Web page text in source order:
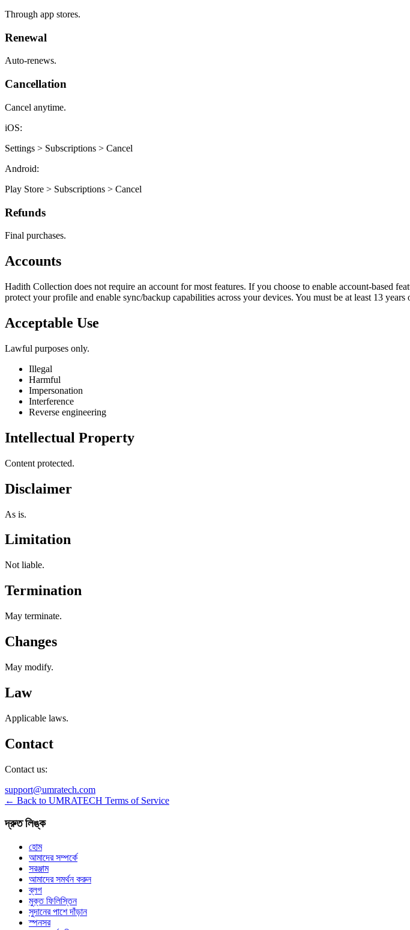
Through app stores.
Renewal
Auto-renews.
Cancellation
Cancel anytime.
iOS:
Settings > Subscriptions > Cancel
Android:
Play Store > Subscriptions > Cancel
Refunds
Final purchases.
Accounts
Hadith Collection does not require an account for most features. If you choose to enable account-based
protect your profile and enable sync/backup capabilities across your devices. You must be at least 13 years
Acceptable Use
Lawful purposes only.
Illegal
Harmful
Impersonation
Interference
Reverse engineering
Intellectual Property
Content protected.
Disclaimer
As is.
Limitation
Not liable.
Termination
May terminate.
Changes
May modify.
Law
Applicable laws.
Contact
Contact us:
support@umratech.com
← Back to UMRATECH Terms of Service
দ্রুত লিঙ্ক
হোম
আমাদের সম্পর্কে
সরঞ্জাম
আমাদের সমর্থন করুন
ব্লগ
মুক্ত ফিলিস্তিন
সুদানের পাশে দাঁড়ান
স্পনসর